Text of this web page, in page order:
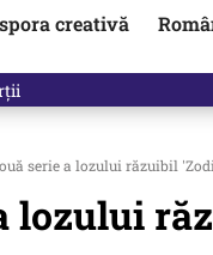
creativă
/ VIDEO
serie a lozului răzuibil
lozului